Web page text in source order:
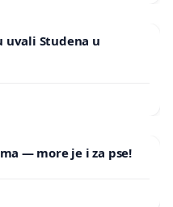
uvali Studena u
— more je i za pse!